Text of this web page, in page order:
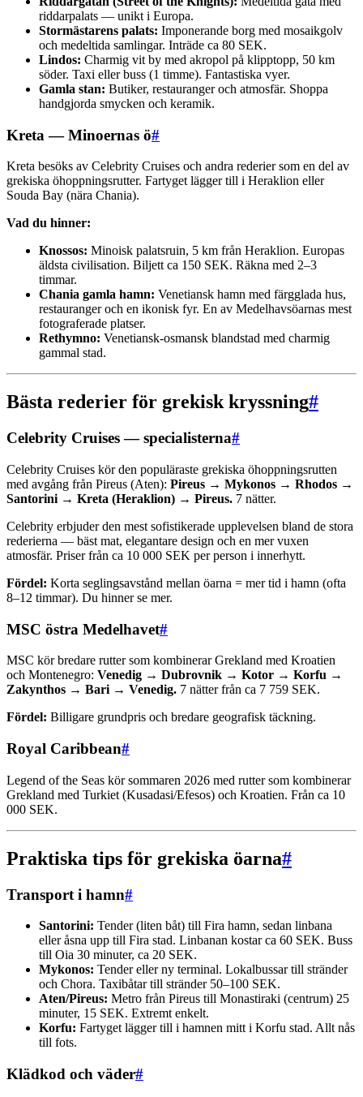
riddarpalats — unikt i Europa.
Stormästarens palats: Imponerande borg med mosaikgolv
och medeltida samlingar. Inträde ca 80 SEK.
Lindos: Charmig vit by med akropol på klipptopp, 50 km
söder. Taxi eller buss (1 timme). Fantastiska vyer.
Gamla stan: Butiker, restauranger och atmosfär. Shoppa
handgjorda smycken och keramik.
Kreta — Minoernas ö#
Kreta besöks av Celebrity Cruises och andra rederier som en del av
grekiska öhoppningsrutter. Fartyget lägger till i Heraklion eller
Souda Bay (nära Chania).
Vad du hinner:
Knossos: Minoisk palatsruin, 5 km från Heraklion. Europas
äldsta civilisation. Biljett ca 150 SEK. Räkna med 2–3
timmar.
Chania gamla hamn: Venetiansk hamn med färgglada hus,
restauranger och en ikonisk fyr. En av Medelhavsöarnas mest
fotograferade platser.
Rethymno: Venetiansk-osmansk blandstad med charmig
gammal stad.
Bästa rederier för grekisk kryssning#
Celebrity Cruises — specialisterna#
Celebrity Cruises kör den populäraste grekiska öhoppningsrutten
med avgång från Pireus (Aten): Pireus → Mykonos → Rhodos →
Santorini → Kreta (Heraklion) → Pireus. 7 nätter.
Celebrity erbjuder den mest sofistikerade upplevelsen bland de stora
rederierna — bäst mat, elegantare design och en mer vuxen
atmosfär. Priser från ca 10 000 SEK per person i innerhytt.
Fördel: Korta seglingsavstånd mellan öarna = mer tid i hamn (ofta
8–12 timmar). Du hinner se mer.
MSC östra Medelhavet#
MSC kör bredare rutter som kombinerar Grekland med Kroatien
och Montenegro: Venedig → Dubrovnik → Kotor → Korfu →
Zakynthos → Bari → Venedig. 7 nätter från ca 7 759 SEK.
Fördel: Billigare grundpris och bredare geografisk täckning.
Royal Caribbean#
Legend of the Seas kör sommaren 2026 med rutter som kombinerar
Grekland med Turkiet (Kusadasi/Efesos) och Kroatien. Från ca 10
000 SEK.
Praktiska tips för grekiska öarna#
Transport i hamn#
Santorini: Tender (liten båt) till Fira hamn, sedan linbana
eller åsna upp till Fira stad. Linbanan kostar ca 60 SEK. Buss
till Oia 30 minuter, ca 20 SEK.
Mykonos: Tender eller ny terminal. Lokalbussar till stränder
och Chora. Taxibåtar till stränder 50–100 SEK.
Aten/Pireus: Metro från Pireus till Monastiraki (centrum) 25
minuter, 15 SEK. Extremt enkelt.
Korfu: Fartyget lägger till i hamnen mitt i Korfu stad. Allt nås
till fots.
Klädkod och väder#